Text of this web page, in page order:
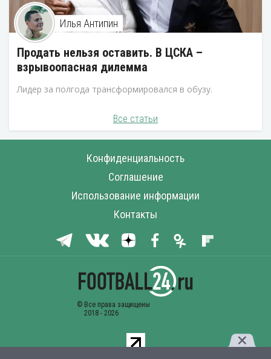
Илья Антипин
Продать нельзя оставить. В ЦСКА –
взрывоопасная дилемма
Лидер за полгода трансформировался в обузу.
Все статьи
Конфиденциальность
Соглашение
Использование информации
Контакты